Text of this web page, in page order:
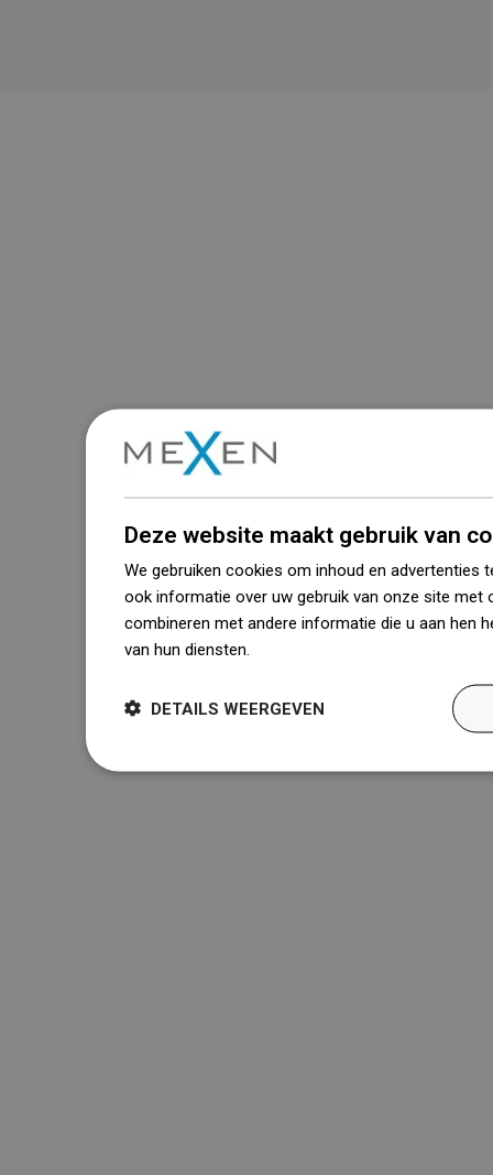
Deze website maakt gebruik van
We gebruiken cookies om inhoud en advertenties
ook informatie over uw gebruik van onze site met
combineren met andere informatie die u aan hen
van hun diensten.
DETAILS WEERGEVEN